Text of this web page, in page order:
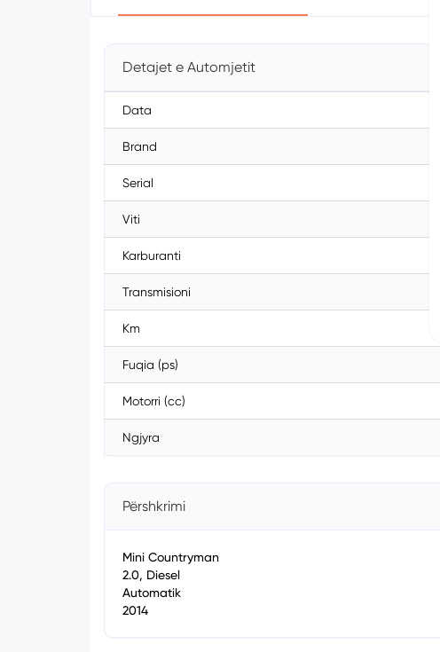
Detajet e Automjetit
Data
Brand
Serial
Viti
Karburanti
Transmisioni
Km
Fuqia (ps)
Motorri (cc)
Ngjyra
Përshkrimi
Mini Countryman
2.0, Diesel
Automatik
2014